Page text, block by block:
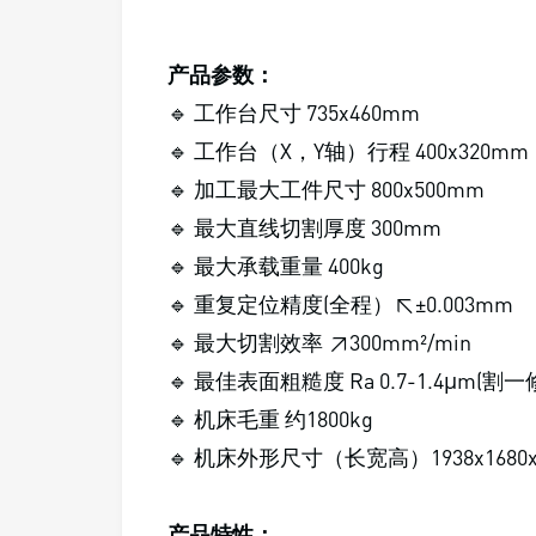
产品参数：
🔹 工作台尺寸 735x460mm
🔹 工作台（X，Y轴）行程 400x320mm
🔹 加工最大工件尺寸 800x500mm
🔹 最大直线切割厚度 300mm
🔹 最大承载重量 400kg
🔹 重复定位精度(全程）≤±0.003mm
🔹 最大切割效率 ≥300mm²/min
🔹 最佳表面粗糙度 Ra 0.7-1.4μm(割一
🔹 机床毛重 约1800kg
🔹 机床外形尺寸（长宽高）